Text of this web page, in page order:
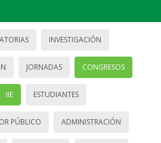
INVESTIGACIÓN
JORNADAS CONGRESOS
IIE ESTUDIANTES
PÚBLICO ADMINISTRACIÓN